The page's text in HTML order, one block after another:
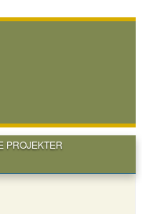
PROJEKTER